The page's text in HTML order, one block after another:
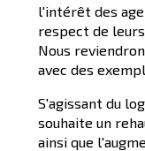
l'intérêt des
respect de
Nous
avec des
S'agissant du
souhaite un
ainsi que